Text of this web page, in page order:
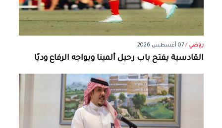
رياضي /07 أغسطس 2026
القادسية يفتح باب رحيل ألمينا ويواجه الرفاع وديًا